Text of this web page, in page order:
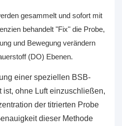
gesammelt und sofort mit
behandelt "Fix" die Probe,
und Bewegung verändern
(DO) Ebenen.
einer speziellen BSB-
ist, ohne Luft einzuschließen,
der titrierten Probe
dieser Methode